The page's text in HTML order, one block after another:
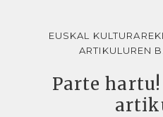
EUSKAL
ARTIKULUREN
Parte